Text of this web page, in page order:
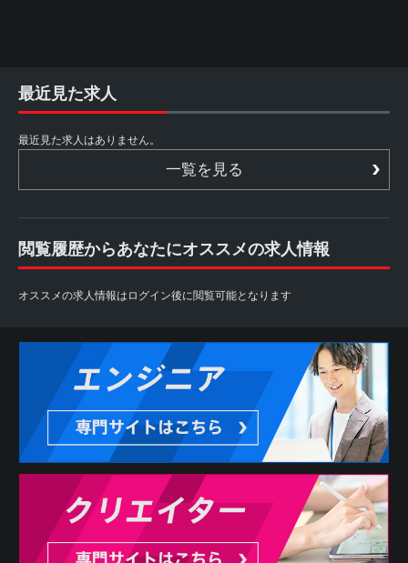
最近見た求人
最近見た求人はありません。
一覧を見る
閲覧履歴からあなたにオススメの求人情報
オススメの求人情報はログイン後に閲覧可能となります